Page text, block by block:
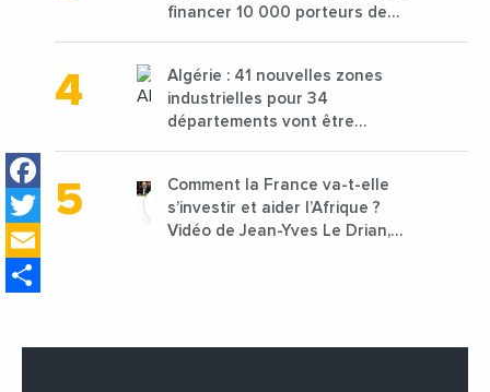
Facebook
Twitter
financer 10 000 porteurs de
Algérie : 41 nouvelles zones
industrielles pour 34
départements vont être
Comment la France va-t-elle
s’investir et aider l’Afrique ?
Vidéo de Jean-Yves Le Drian,